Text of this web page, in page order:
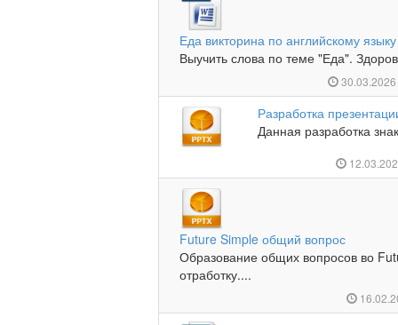
Еда викторина по английскому языку
Выучить слова по теме "Еда".
Разработка
Данная разработка
Future Simple общий вопрос
Образование общих вопросов во
отработку....